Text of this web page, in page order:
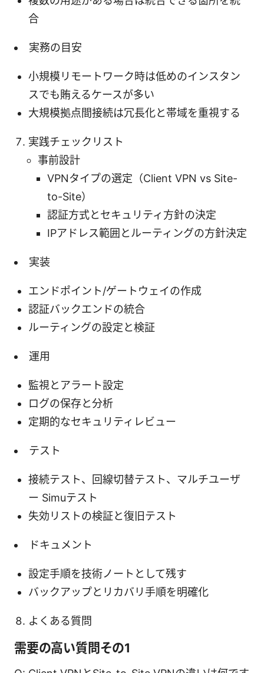
合
実務の目安
小規模リモートワーク時は低めのインスタン
スでも賄えるケースが多い
大規模拠点間接続は冗長化と帯域を重視する
実践チェックリスト
事前設計
VPNタイプの選定（Client VPN vs Site-
to-Site）
認証方式とセキュリティ方針の決定
IPアドレス範囲とルーティングの方針決定
実装
エンドポイント/ゲートウェイの作成
認証バックエンドの統合
ルーティングの設定と検証
運用
監視とアラート設定
ログの保存と分析
定期的なセキュリティレビュー
テスト
接続テスト、回線切替テスト、マルチユーザ
ー Simuテスト
失効リストの検証と復旧テスト
ドキュメント
設定手順を技術ノートとして残す
バックアップとリカバリ手順を明確化
よくある質問
需要の高い質問その1